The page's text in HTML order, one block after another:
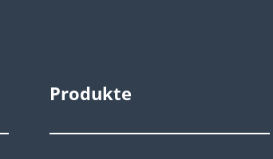
Produkte